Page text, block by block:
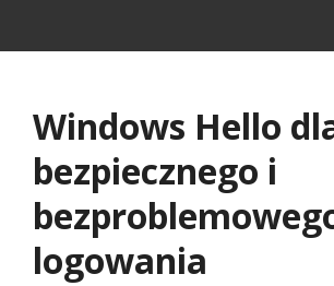
Windows Hello
bezpiecznego i
logowania